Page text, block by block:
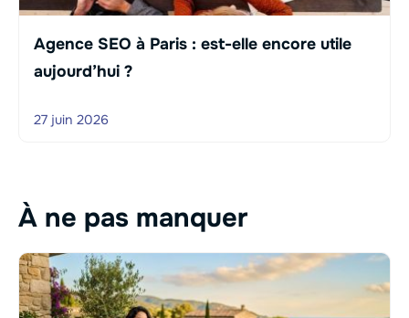
Agence SEO à Paris : est-elle encore utile
aujourd’hui ?
27 juin 2026
À ne pas manquer